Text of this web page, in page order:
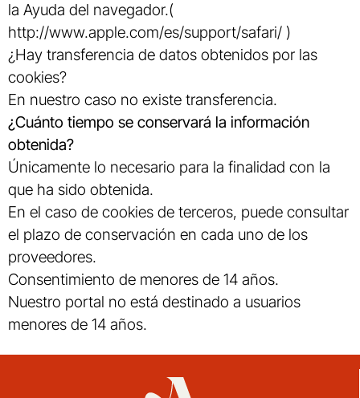
la Ayuda del navegador.(
http://www.apple.com/es/support/safari/ )
¿Hay transferencia de datos obtenidos por las
cookies?
En nuestro caso no existe transferencia.
¿Cuánto tiempo se conservará la información
obtenida?
Únicamente lo necesario para la finalidad con la
que ha sido obtenida.
En el caso de cookies de terceros, puede consultar
el plazo de conservación en cada uno de los
proveedores.
Consentimiento de menores de 14 años.
Nuestro portal no está destinado a usuarios
menores de 14 años.